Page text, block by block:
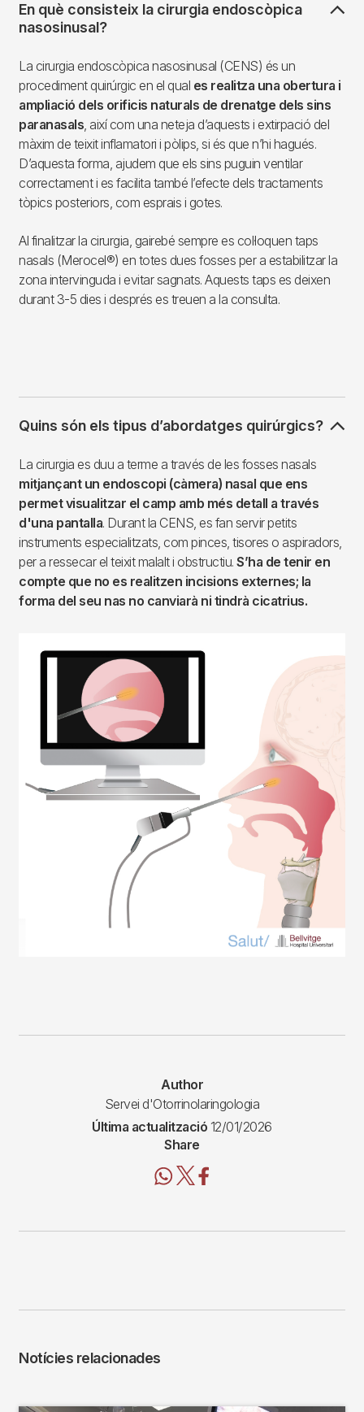
En què consisteix la cirurgia endoscòpica
nasosinusal?
La cirurgia endoscòpica nasosinusal (CENS) és un
procediment quirúrgic en el qual es realitza una obertura i
ampliació dels orificis naturals de drenatge dels sins
paranasals, així com una neteja d’aquests i extirpació del
màxim de teixit inflamatori i pòlips, si és que n’hi hagués.
D’aquesta forma, ajudem que els sins puguin ventilar
correctament i es facilita també l’efecte dels tractaments
tòpics posteriors, com esprais i gotes.
Al finalitzar la cirurgia, gairebé sempre es col·loquen taps
nasals (Merocel®) en totes dues fosses per a estabilitzar la
zona intervinguda i evitar sagnats. Aquests taps es deixen
durant 3-5 dies i després es treuen a la consulta.
Quins són els tipus d’abordatges quirúrgics?
La cirurgia es duu a terme a través de les fosses nasals
mitjançant un endoscopi (càmera) nasal que ens
permet visualitzar el camp amb més detall a través
d'una pantalla. Durant la CENS, es fan servir petits
instruments especialitzats, com pinces, tisores o aspiradors,
per a ressecar el teixit malalt i obstructiu. S’ha de tenir en
compte que no es realitzen incisions externes; la
forma del seu nas no canviarà ni tindrà cicatrius.
Author
Servei d'Otorrinolaringologia
Última actualització 12/01/2026
Share
Notícies relacionades